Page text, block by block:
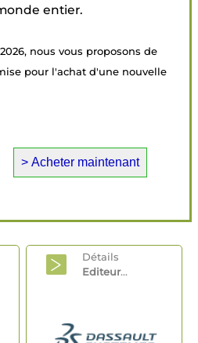
entier.
nous vous proposons de
pour l'achat d'une nouvelle
Détails
Editeur...